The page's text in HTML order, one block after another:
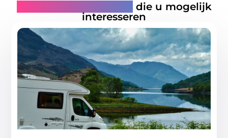
die u mogelijk
interesseren